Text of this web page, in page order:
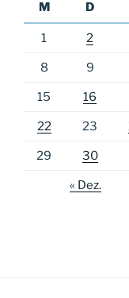
M
D
1 2
8 9
15 16
22 23
29 30
« Dez.